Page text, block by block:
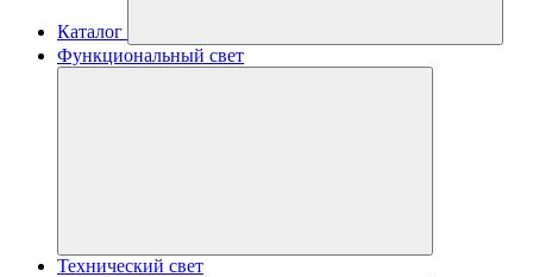
Каталог
Функциональный свет
Технический свет